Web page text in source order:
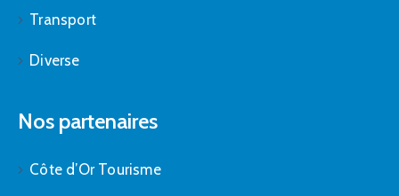
Transport
Diverse
Nos partenaires
Côte d’Or Tourisme